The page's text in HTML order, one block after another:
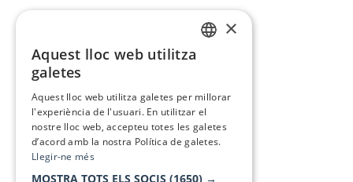
×
Aquest lloc web utilitza
galetes
Aquest lloc web utilitza galetes per millorar
l'experiència de l'usuari. En utilitzar el
nostre lloc web, accepteu totes les galetes
d’acord amb la nostra Política de galetes.
Llegir-ne més
MOSTRA TOTS ELS SOCIS (1650) →